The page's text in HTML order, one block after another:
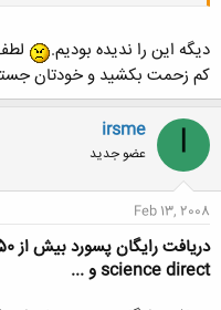
دیگه این را ندیده بودیم.
کم زحمت بکشید و خودتان
I
irsme
عضو جدید
Feb 13, 2008
science direct و ...